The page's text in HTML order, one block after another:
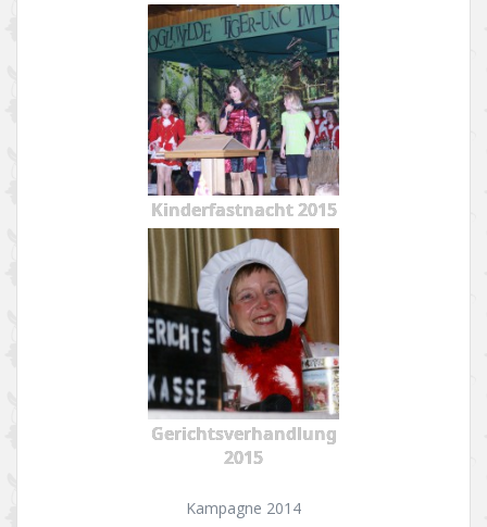
Kinderfastnacht 2015
Gerichtsverhandlung
2015
Kampagne 2014